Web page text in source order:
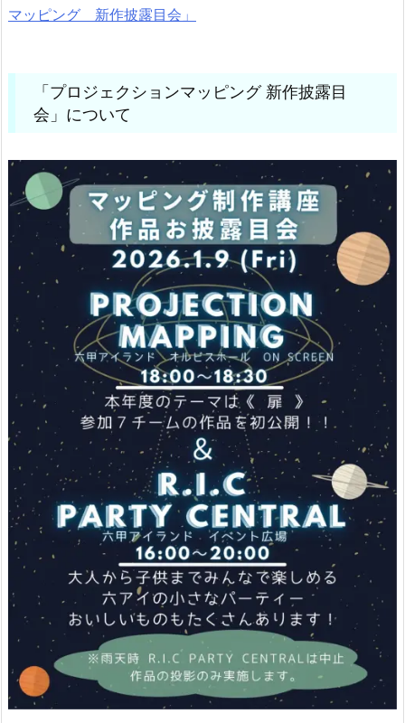
マッピング 新作披露目会」
「プロジェクションマッピング 新作披露目
会」について